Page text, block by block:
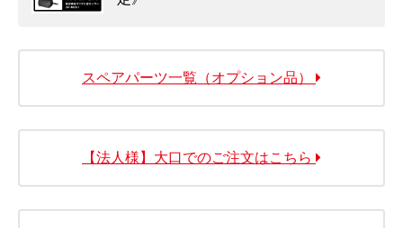
スペアパーツ一覧（オプション品）
【法人様】大口でのご注文はこちら